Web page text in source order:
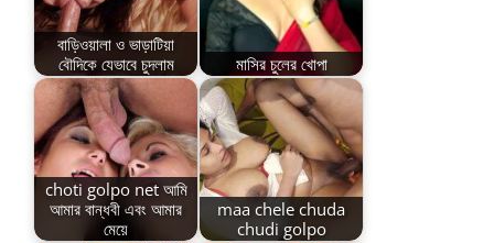
বাড়িওয়ালা ও ভাড়াটিয়া
বৌদিকে যেভাবে চুদলাম
মাসির চুলের খোপা
choti golpo net আমি
আমার বান্ধবী এবং আমার
মেয়ে
maa chele chuda
chudi golpo